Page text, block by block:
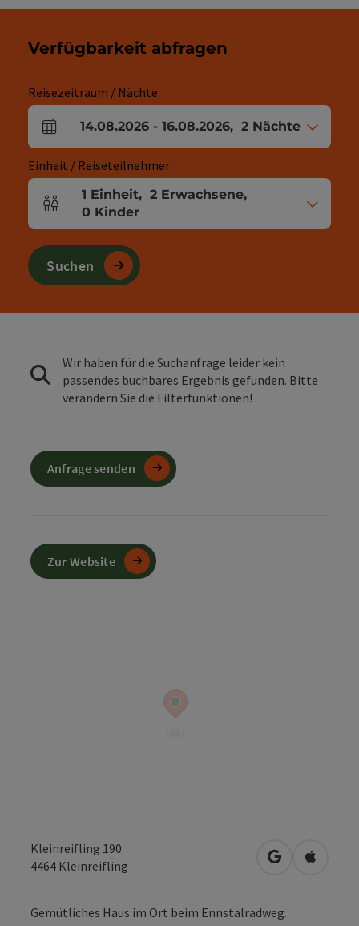
Kleinreifling 190
4464 Kleinreifling in Google
in
Gemütliches Haus im Ort beim Ennstalradweg.
Verfügbarkeit abfragen
Reisezeitraum / Nächte
An- und Abreisefelder
14.08.2026 - 16.08.2026, 2 Nächte
Einheit / Reiseteilnehmer
Einheitenanzahl und Personenfelder
1 Einheit, 2 Erwachsene,
0 Kinder
Suchen
Wir haben für die Suchanfrage leider kein
passendes buchbares Ergebnis gefunden. Bitte
verändern Sie die Filterfunktionen!
Anfrage senden
Zur Website